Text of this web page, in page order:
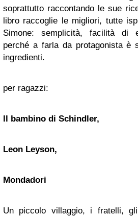
soprattutto raccontando le sue
libro raccoglie le migliori, tutte
Simone: semplicità, facilità di
perché a farla da protagonista è
ingredienti.
per ragazzi:
Il bambino di Schindler,
Leon Leyson,
Mondadori
Un piccolo villaggio, i fratelli,